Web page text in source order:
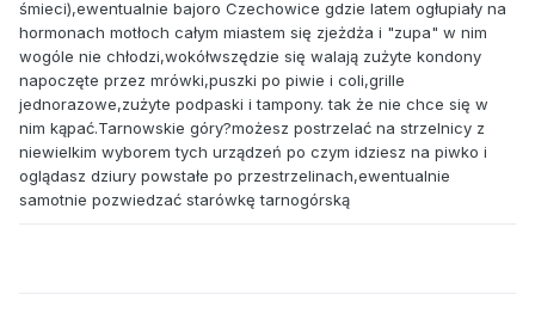
śmieci),ewentualnie bajoro Czechowice gdzie latem ogłupiały na
hormonach motłoch całym miastem się zjeżdża i "zupa" w nim
wogóle nie chłodzi,wokółwszędzie się walają zużyte kondony
napoczęte przez mrówki,puszki po piwie i coli,grille
jednorazowe,zużyte podpaski i tampony. tak że nie chce się w
nim kąpać.Tarnowskie góry?możesz postrzelać na strzelnicy z
niewielkim wyborem tych urządzeń po czym idziesz na piwko i
oglądasz dziury powstałe po przestrzelinach,ewentualnie
samotnie pozwiedzać starówkę tarnogórską